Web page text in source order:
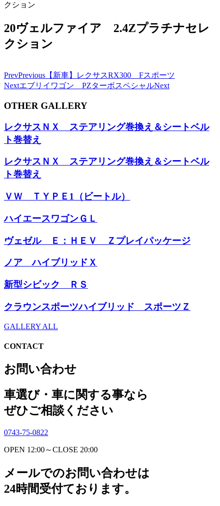
クション
20ヴェルファイア 2.4Zプラチナセレ
クション
PrevPrevious 【新車】レクサスRX300 Fスポーツ
Nextエブリイワゴン PZターボスペシャルNext
OTHER GALLERY
レクサスＮＸ ステアリング巻換え＆シートベル
ト巻替え
レクサスＮＸ ステアリング巻換え＆シートベル
ト巻替え
ＶＷ ＴＹＰＥ1（ビートル）
ハイエースワゴンＧＬ
ヴェゼル Ｅ：ＨＥＶ Ｚプレイパッケージ
ノア ハイブリッドＸ
新型シビック ＲＳ
クラウンスポーツハイブリッド スポーツＺ
GALLERY ALL
CONTACT
お問い合わせ
車選び・車に関する事なら
ぜひご相談ください
0743-75-0822
OPEN 12:00～CLOSE 20:00
メールでのお問い合わせは
24時間受付ております。